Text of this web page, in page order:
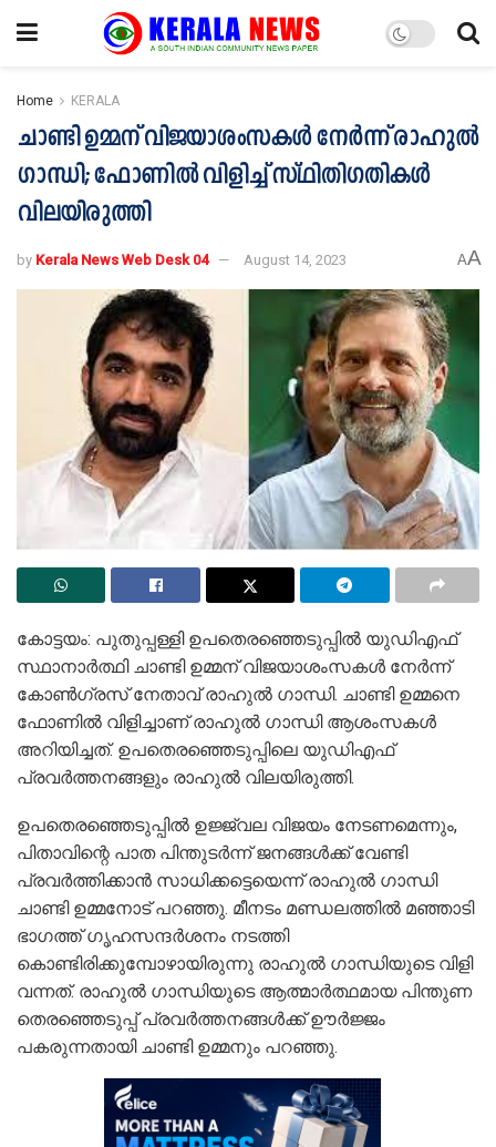
Home KERALA
ചാണ്ടി ഉമ്മന് വിജയാശംസകൾ നേർന്ന് രാഹുൽ
ഗാന്ധി; ഫോണിൽ വിളിച്ച് സ്ഥിതിഗതികൾ
വിലയിരുത്തി
by Kerala News Web Desk 04 August 14, 2023 AA
കോട്ടയം: പുതുപ്പള്ളി ഉപതെരഞ്ഞെടുപ്പില്‍ യുഡിഎഫ്
സ്ഥാനാര്‍ത്ഥി ചാണ്ടി ഉമ്മന് വിജയാശംസകൾ നേർന്ന്
കോൺഗ്രസ് നേതാവ് രാഹുൽ ഗാന്ധി. ചാണ്ടി ഉമ്മനെ
ഫോണിൽ വിളിച്ചാണ് രാഹുൽ ഗാന്ധി ആശംസകൾ
അറിയിച്ചത്. ഉപതെരഞ്ഞെടുപ്പിലെ യുഡിഎഫ്
പ്രവർത്തനങ്ങളും രാഹുൽ വിലയിരുത്തി.
ഉപതെരഞ്ഞെടുപ്പിൽ ഉജ്ജ്വല വിജയം നേടണമെന്നും,
പിതാവിന്റെ പാത പിന്തുടർന്ന് ജനങ്ങൾക്ക് വേണ്ടി
പ്രവർത്തിക്കാൻ സാധിക്കട്ടെയെന്ന് രാഹുൽ ഗാന്ധി
ചാണ്ടി ഉമ്മനോട് പറഞ്ഞു. മീനടം മണ്ഡലത്തിൽ മഞ്ഞാടി
ഭാഗത്ത് ഗൃഹസന്ദർശനം നടത്തി
കൊണ്ടിരിക്കുമ്പോഴായിരുന്നു രാഹുൽ ഗാന്ധിയുടെ വിളി
വന്നത്. രാഹുൽ ഗാന്ധിയുടെ ആത്മാർത്ഥമായ പിന്തുണ
തെരഞ്ഞെടുപ്പ് പ്രവർത്തനങ്ങൾക്ക് ഊർജ്ജം
പകരുന്നതായി ചാണ്ടി ഉമ്മനും പറഞ്ഞു.